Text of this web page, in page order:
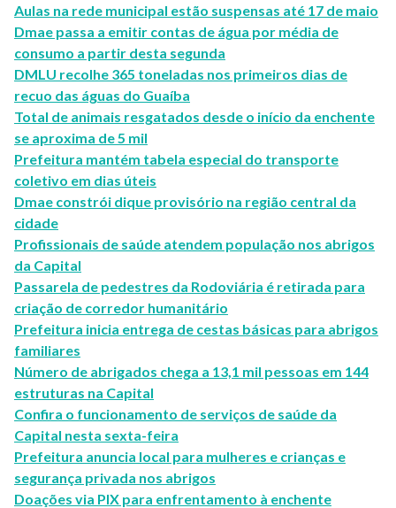
Aulas na rede municipal estão suspensas até 17 de maio
Dmae passa a emitir contas de água por média de
consumo a partir desta segunda
DMLU recolhe 365 toneladas nos primeiros dias de
recuo das águas do Guaíba
Total de animais resgatados desde o início da enchente
se aproxima de 5 mil
Prefeitura mantém tabela especial do transporte
coletivo em dias úteis
Dmae constrói dique provisório na região central da
cidade
Profissionais de saúde atendem população nos abrigos
da Capital
Passarela de pedestres da Rodoviária é retirada para
criação de corredor humanitário
Prefeitura inicia entrega de cestas básicas para abrigos
familiares
Número de abrigados chega a 13,1 mil pessoas em 144
estruturas na Capital
Confira o funcionamento de serviços de saúde da
Capital nesta sexta-feira
Prefeitura anuncia local para mulheres e crianças e
segurança privada nos abrigos
Doações via PIX para enfrentamento à enchente